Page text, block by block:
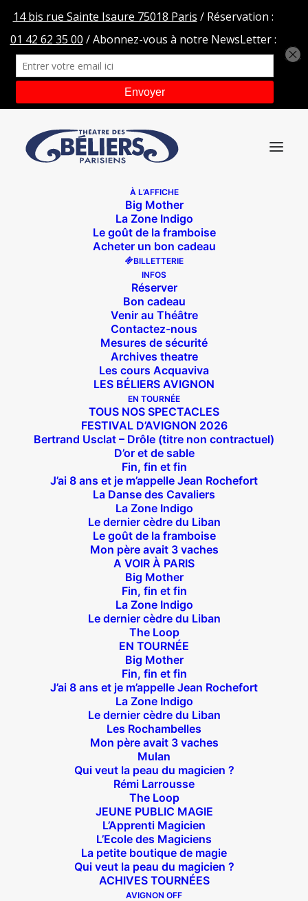
À L’AFFICHE
Big Mother
La Zone Indigo
Le goût de la framboise
Acheter un bon cadeau
BILLETTERIE
INFOS
Réserver
Bon cadeau
Venir au Théâtre
Contactez-nous
Mesures de sécurité
Archives theatre
Les cours Acquaviva
LES BÉLIERS AVIGNON
EN TOURNÉE
TOUS NOS SPECTACLES
FESTIVAL D’AVIGNON 2026
Bertrand Usclat – Drôle (titre non contractuel)
D’or et de sable
Fin, fin et fin
J’ai 8 ans et je m’appelle Jean Rochefort
La Danse des Cavaliers
La Zone Indigo
Le dernier cèdre du Liban
Le goût de la framboise
Mon père avait 3 vaches
A VOIR À PARIS
Big Mother
Fin, fin et fin
La Zone Indigo
Le dernier cèdre du Liban
The Loop
EN TOURNÉE
Big Mother
Fin, fin et fin
J’ai 8 ans et je m’appelle Jean Rochefort
La Zone Indigo
Le dernier cèdre du Liban
Les Rochambelles
Mon père avait 3 vaches
Mulan
Qui veut la peau du magicien ?
Rémi Larrousse
The Loop
JEUNE PUBLIC MAGIE
L’Apprenti Magicien
L’Ecole des Magiciens
La petite boutique de magie
Qui veut la peau du magicien ?
ACHIVES TOURNÉES
AVIGNON OFF
SEBASTIEN-MOSSIERE-QVLPDM-LES-BELIERS-titre
Accueil
Qui veut la peau du magicien ?
SEBASTIEN-MOSSIERE-QVLPDM-LES-BELIERS-titre
Suivez nous !
Théâtre des Béliers Parisiens
14 bis rue Sainte Isaure 75018 Paris
Joffrin / Simplon – Loc :01 42 62 35 00
À l’affiche
Big Mother
La Zone Indigo
Le goût de la framboise
Fin, fin et fin